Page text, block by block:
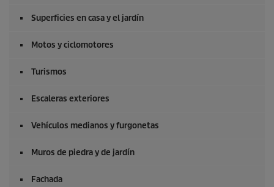
Superficies en casa y el jardín
Motos y ciclomotores
Turismos
Escaleras exteriores
Vehículos medianos y furgonetas
Muros de piedra y de jardín
Fachada